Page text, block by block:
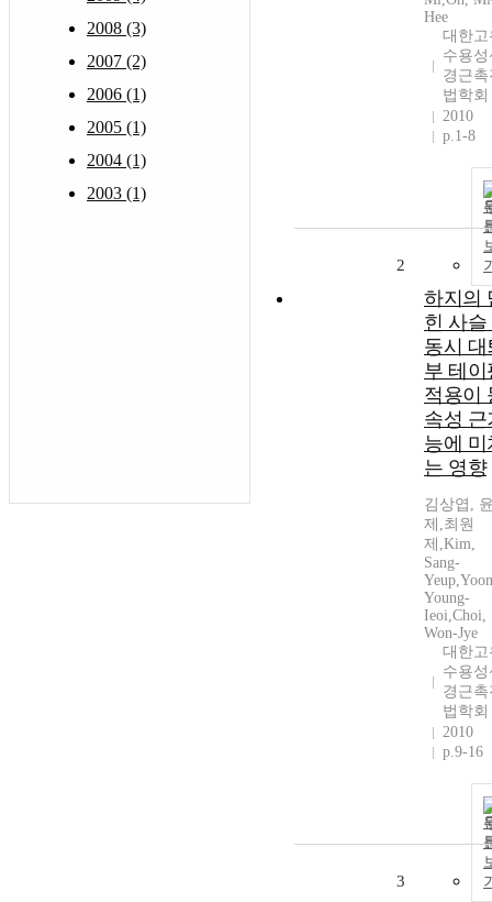
2008 (3)
2007 (2)
2006 (1)
2005 (1)
2004 (1)
2003 (1)
Hee
대한고
수용성
경근촉
법학회
2010
p.1-8
2
하지의
힌 사슬
동시 대
부 테이
적용이
속성 근
능에 미
는 영향
김상엽,
제,최원
제,Kim,
Sang-
Young-
Ieoi,Choi,
Won-Jye
대한고
수용성
경근촉
법학회
2010
p.9-16
3